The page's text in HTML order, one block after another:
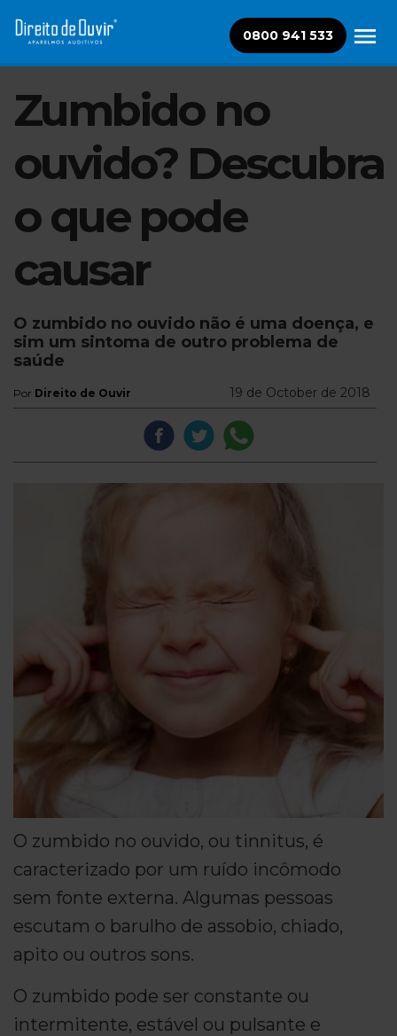
0800 941 533
Zumbido no
ouvido? Descubra
o que pode
causar
O zumbido no ouvido não é uma doença, e
sim um sintoma de outro problema de
saúde
Por Direito de Ouvir 19 de October de 2018
O zumbido no ouvido, ou tinnitus, é
caracterizado por um ruído incômodo
sem fonte externa. Algumas pessoas
escutam o barulho de assobio, chiado,
apito ou outros sons.
O zumbido pode ser constante ou
intermitente, estável ou pulsante e